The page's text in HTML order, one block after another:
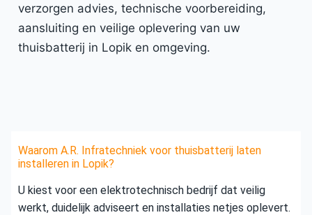
verzorgen advies, technische voorbereiding,
aansluiting en veilige oplevering van uw
thuisbatterij in Lopik en omgeving.
Waarom A.R. Infratechniek voor thuisbatterij laten
installeren in Lopik?
U kiest voor een elektrotechnisch bedrijf dat veilig
werkt, duidelijk adviseert en installaties netjes oplevert.